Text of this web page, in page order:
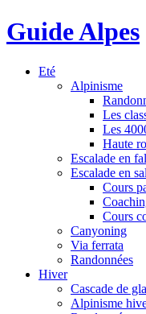
Guide Alpes
Eté
Alpinisme
Les
Les
Haute
Escalade en
Escalade en
Cours
Cours
Canyoning
Via ferrata
Randonnées
Hiver
Cascade de
Alpinisme